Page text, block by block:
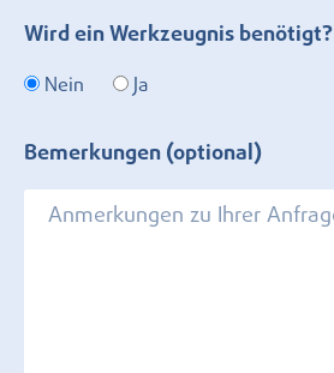
Wird ein Werkzeugnis benötigt?
Nein Ja
Bemerkungen (optional)